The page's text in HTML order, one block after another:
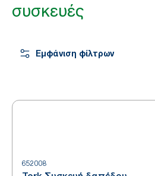
συσκευές
Εμφάνιση φίλτρων
652008